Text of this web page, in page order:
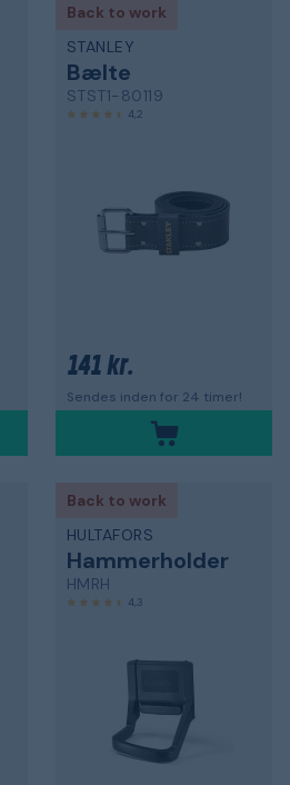
Back to work
STANLEY
Bælte
STST1-80119
4,2
141 kr.
Sendes inden for 24 timer!
Back to work
HULTAFORS
Hammerholder
HMRH
4,3